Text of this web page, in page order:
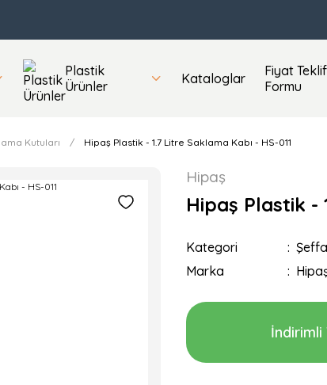
Plastik
Ürünler
Kataloglar
Fiyat Teklif
Formu
Kutuları Hipaş Plastik - 1.7 Litre Saklama Kabı - HS-011
Hipaş
Hipaş Plastik -
Kategori
Marka
İndirimli